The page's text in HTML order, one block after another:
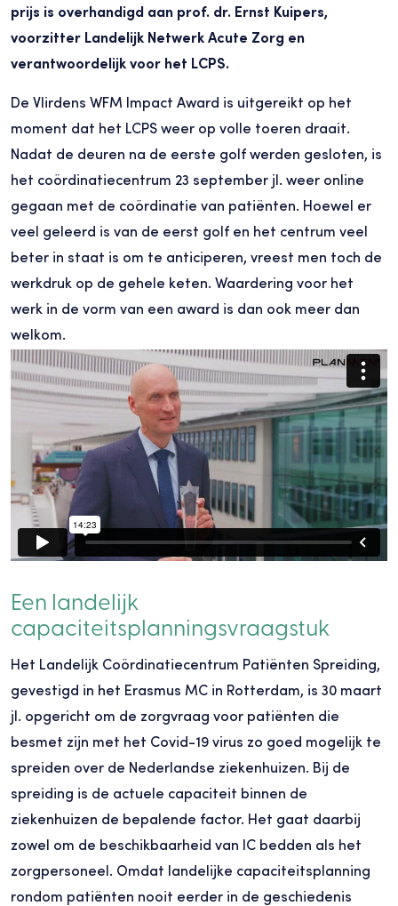
prijs is overhandigd aan prof. dr. Ernst Kuipers,
voorzitter Landelijk Netwerk Acute Zorg en
verantwoordelijk voor het LCPS.
De Vlirdens WFM Impact Award is uitgereikt op het
moment dat het LCPS weer op volle toeren draait.
Nadat de deuren na de eerste golf werden gesloten, is
het coördinatiecentrum 23 september jl. weer online
gegaan met de coördinatie van patiënten. Hoewel er
veel geleerd is van de eerst golf en het centrum veel
beter in staat is om te anticiperen, vreest men toch de
werkdruk op de gehele keten. Waardering voor het
werk in de vorm van een award is dan ook meer dan
welkom.
Een landelijk
capaciteitsplanningsvraagstuk
Het Landelijk Coördinatiecentrum Patiënten Spreiding,
gevestigd in het Erasmus MC in Rotterdam, is 30 maart
jl. opgericht om de zorgvraag voor patiënten die
besmet zijn met het Covid-19 virus zo goed mogelijk te
spreiden over de Nederlandse ziekenhuizen. Bij de
spreiding is de actuele capaciteit binnen de
ziekenhuizen de bepalende factor. Het gaat daarbij
zowel om de beschikbaarheid van IC bedden als het
zorgpersoneel. Omdat landelijke capaciteitsplanning
rondom patiënten nooit eerder in de geschiedenis